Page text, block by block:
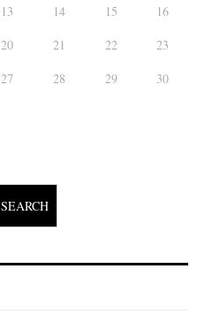
13 14 15
16
20 21 22
23
27 28 29
30
SEARCH